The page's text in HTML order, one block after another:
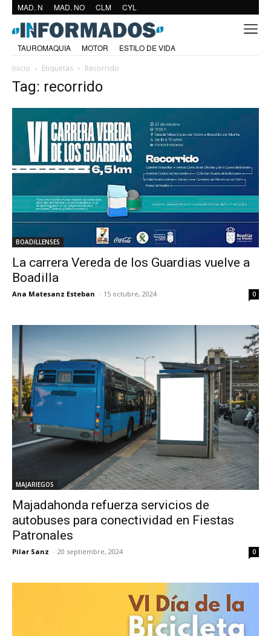
MAD. N MAD. NO CLM CYL
TAUROMAQUIA MOTOR
ESTILO DE VIDA
Inicio
Etiquetas Recorrido
Tag: recorrido
BOADILLENSES
La carrera Vereda de los Guardias vuelve a
Boadilla
Ana Matesanz Esteban - 15 octubre, 2024 0
MAJARIEGOS
Majadahonda refuerza servicios de
autobuses para conectividad en Fiestas
Patronales
Pilar Sanz - 20 septiembre, 2024 0